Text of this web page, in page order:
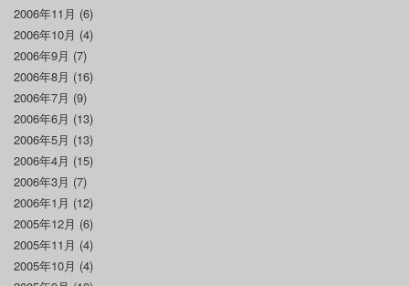
2006年11月 (6)
2006年10月 (4)
2006年9月 (7)
2006年8月 (16)
2006年7月 (9)
2006年6月 (13)
2006年5月 (13)
2006年4月 (15)
2006年3月 (7)
2006年1月 (12)
2005年12月 (6)
2005年11月 (4)
2005年10月 (4)